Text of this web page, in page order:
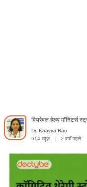
वियरेबल हेल्थ मॉनिटर्स
Dr. Kaavya Rao
614 व्यूज़
2 वर्षों पहले